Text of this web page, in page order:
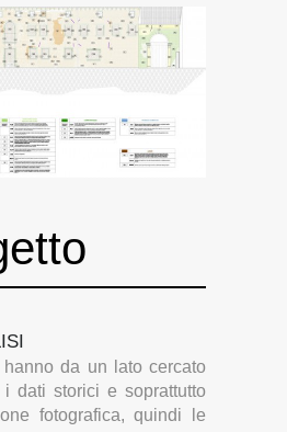
hanno da un lato cercato
dati storici e soprattutto
fotografica, quindi le